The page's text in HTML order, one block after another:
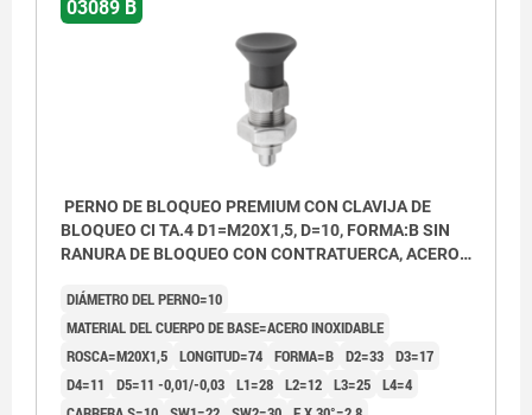
03089 B
PERNO DE BLOQUEO PREMIUM CON CLAVIJA DE
BLOQUEO CI TA.4 D1=M20X1,5, D=10, FORMA:B SIN
RANURA DE BLOQUEO CON CONTRATUERCA, ACERO
COMP:TERMOPLÁSTICO GRIS ANTRACITA
DIÁMETRO DEL PERNO=10
MATERIAL DEL CUERPO DE BASE=ACERO INOXIDABLE
ROSCA=M20X1,5 LONGITUD=74 FORMA=B D2=33 D3=17
D4=11
D5=11 -0,01/-0,03 L1=28 L2=12 L3=25 L4=4